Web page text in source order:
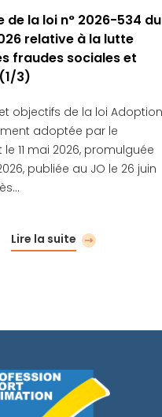
de la loi n° 2026-534 du
relative à la lutte
fraudes sociales et
3)
objectifs de la loi Adoption
adoptée par le
le 11 mai 2026, promulguée
publiée au JO le 26 juin
Lire la suite